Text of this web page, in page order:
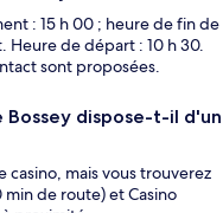
: 15 h 00 ; heure de fin de
de départ : 10 h 30.
sont proposées.
dispose-t-il d'un
mais vous trouverez
min de route) et Casino